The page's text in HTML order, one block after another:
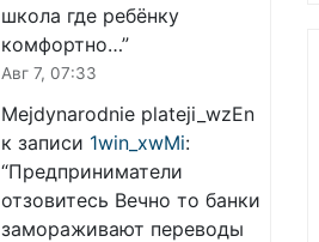
школа где ребёнку
комфортно…”
Авг 7, 07:33
Mejdynarodnie plateji_wzEn
к записи 1win_xwMi:
“Предприниматели
отзовитесь Вечно то банки
замораживают переводы